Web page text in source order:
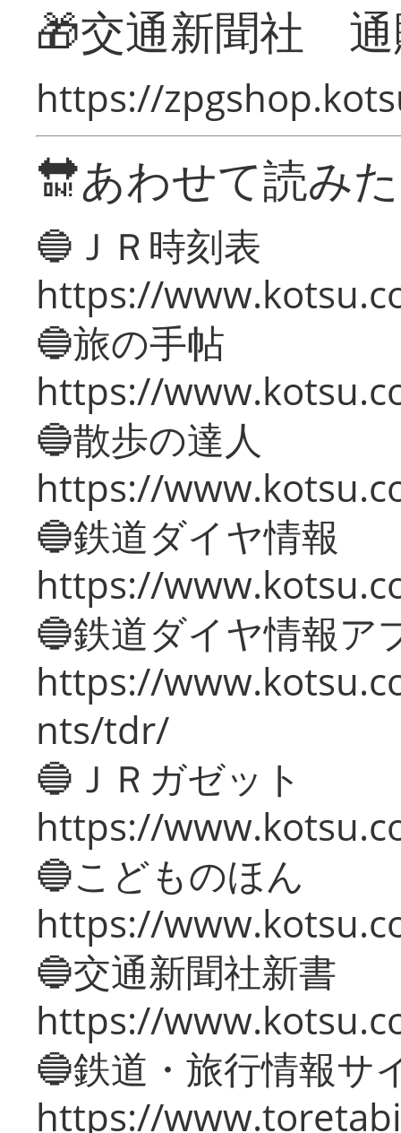
🎁交通新聞社
https://
🔛あわせて読み
🔵ＪＲ時刻表
https://
🔵旅の手帖
https://
🔵散歩の達人
https://
🔵鉄道ダイヤ情報
https://
🔵鉄道ダイヤ情報ア
https://
nts/tdr/
🔵ＪＲガゼット
https://
🔵こどものほん
https://
🔵交通新聞社新書
https://
🔵鉄道・旅行情報サ
https://